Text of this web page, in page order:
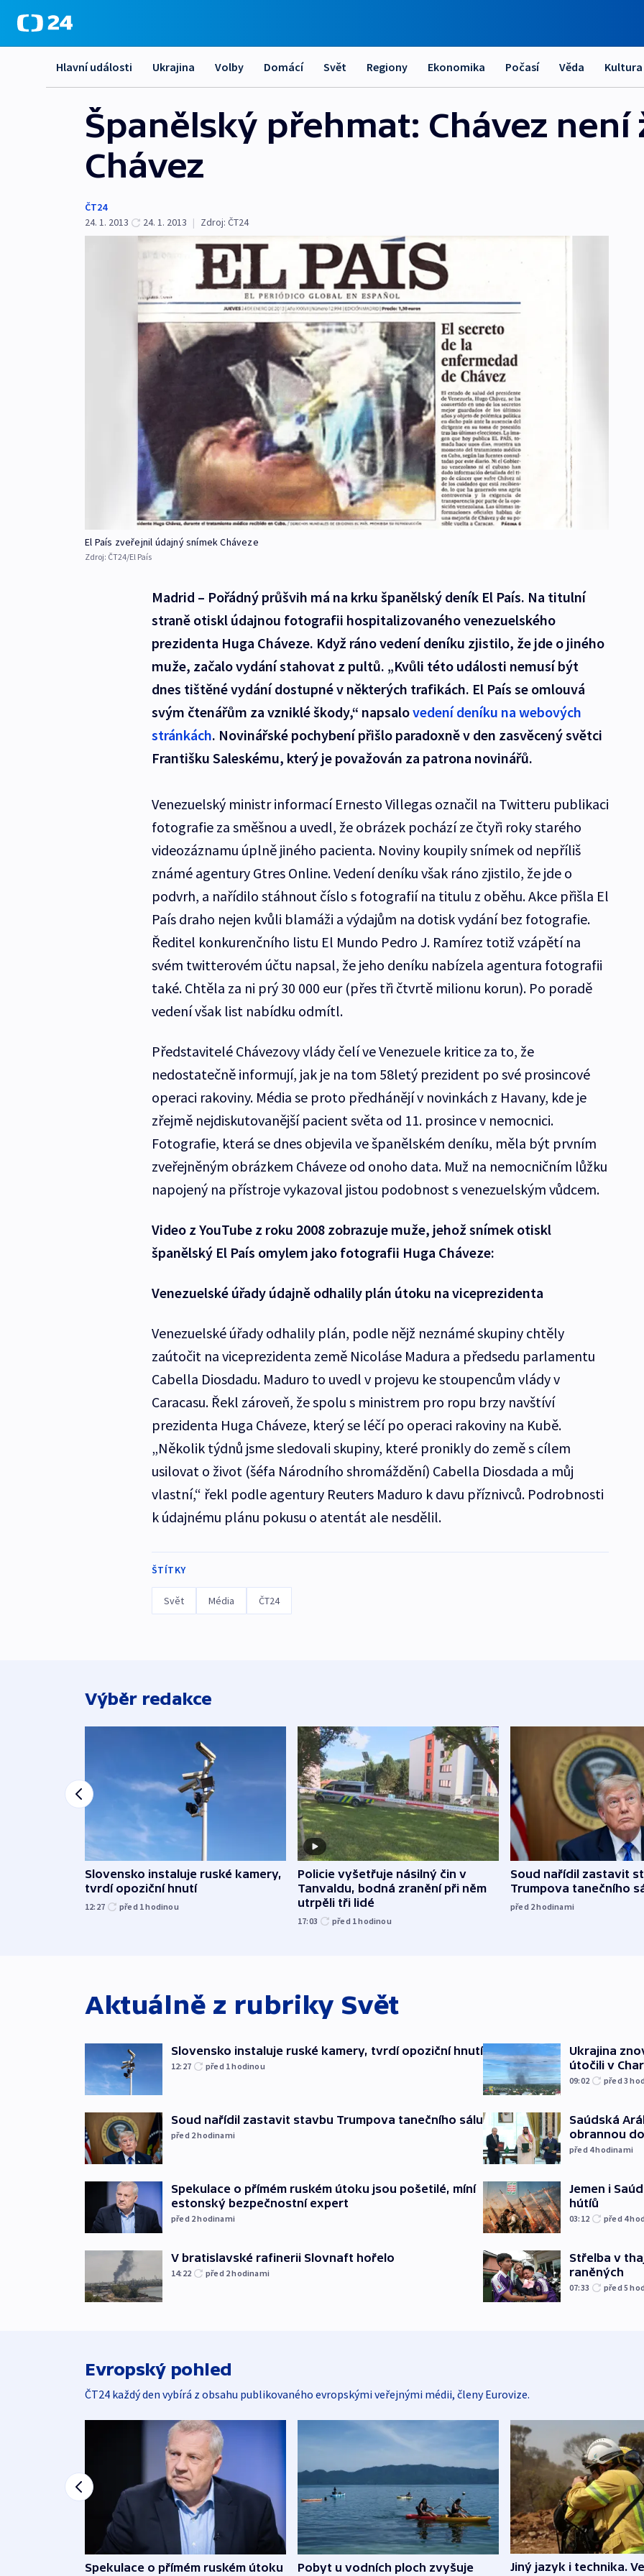
Hlavní události Ukrajina Volby Domácí Svět Regiony Ekonomika Počasí Věda Kultura
Španělský přehmat: Chávez není
Chávez
ČT24
24. 1. 2013
24. 1. 2013 | Zdroj: ČT24
El País zveřejnil údajný snímek Cháveze
Zdroj: ČT24/El País
Madrid – Pořádný průšvih má na krku španělský deník El País. Na titulní
straně otiskl údajnou fotografii hospitalizovaného venezuelského
prezidenta Huga Cháveze. Když ráno vedení deníku zjistilo, že jde o jiného
muže, začalo vydání stahovat z pultů. „Kvůli této události nemusí být
dnes tištěné vydání dostupné v některých trafikách. El País se omlouvá
svým čtenářům za vzniklé škody,“ napsalovedení deníku na webových
stránkách. Novinářské pochybení přišlo paradoxně v den zasvěcený světci
Františku Saleskému, který je považován za patrona novinářů.
Venezuelský ministr informací Ernesto Villegas označil na Twitteru publikaci
fotografie za směšnou a uvedl, že obrázek pochází ze čtyři roky starého
videozáznamu úplně jiného pacienta. Noviny koupily snímek od nepříliš
známé agentury Gtres Online. Vedení deníku však ráno zjistilo, že jde o
podvrh, a nařídilo stáhnout číslo s fotografií na titulu z oběhu. Akce přišla El
País draho nejen kvůli blamáži a výdajům na dotisk vydání bez fotografie.
Ředitel konkurenčního listu El Mundo Pedro J. Ramírez totiž vzápětí na
svém twitterovém účtu napsal, že jeho deníku nabízela agentura fotografii
také. Chtěla za ni prý 30 000 eur (přes tři čtvrtě milionu korun). Po poradě
vedení však list nabídku odmítl.
Představitelé Chávezovy vlády čelí ve Venezuele kritice za to, že
nedostatečně informují, jak je na tom 58letý prezident po své prosincové
operaci rakoviny. Média se proto předhánějí v novinkách z Havany, kde je
zřejmě nejdiskutovanější pacient světa od 11. prosince v nemocnici.
Fotografie, která se dnes objevila ve španělském deníku, měla být prvním
zveřejněným obrázkem Cháveze od onoho data. Muž na nemocničním lůžku
napojený na přístroje vykazoval jistou podobnost s venezuelským vůdcem.
Video z YouTube z roku 2008 zobrazuje muže, jehož snímek otiskl
španělský El País omylem jako fotografii Huga Cháveze:
Venezuelské úřady údajně odhalily plán útoku na viceprezidenta
Venezuelské úřady odhalily plán, podle nějž neznámé skupiny chtěly
zaútočit na viceprezidenta země Nicoláse Madura a předsedu parlamentu
Cabella Diosdadu. Maduro to uvedl v projevu ke stoupencům vlády v
Caracasu. Řekl zároveň, že spolu s ministrem pro ropu brzy navštíví
prezidenta Huga Cháveze, který se léčí po operaci rakoviny na Kubě.
„Několik týdnů jsme sledovali skupiny, které pronikly do země s cílem
usilovat o život (šéfa Národního shromáždění) Cabella Diosdada a můj
vlastní,“ řekl podle agentury Reuters Maduro k davu příznivců. Podrobnosti
k údajnému plánu pokusu o atentát ale nesdělil.
ŠTÍTKY
Svět Média ČT24
Výběr redakce
Slovensko instaluje ruské kamery,
tvrdí opoziční hnutí
12:27 před 1hodinou
Policie vyšetřuje násilný čin v
Tanvaldu, bodná zranění při něm
utrpěli tři lidé
17:03 před 1hodinou
Soud nařídil zastavit
Trumpova tanečního
před 2hodinami
Aktuálně z rubriky Svět
Slovensko instaluje ruské kamery, tvrdí opoziční hnutí
12:27 před 1hodinou
Soud nařídil zastavit stavbu Trumpova tanečního sálu
před 2hodinami
Spekulace o přímém ruském útoku jsou pošetilé, míní
estonský bezpečnostní expert
před 2hodinami
V bratislavské rafinerii Slovnaft hořelo
14:22 před 2hodinami
Ukrajina
útočili v
09:02 před 3
Saúdská
obrannou
před 4hodinami
Jemen i
hútíů
03:12 před 4
Střelba v
raněných
07:33 před 5
Evropský pohled
ČT24 každý den vybírá z obsahu publikovaného evropskými veřejnými médii, členy Eurovize.
Spekulace o přímém ruském útoku
Pobyt u vodních ploch zvyšuje
Jiný jazyk i technika.